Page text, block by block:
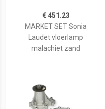
€ 451.23
MARKET SET Sonia
Laudet vloerlamp
malachiet zand